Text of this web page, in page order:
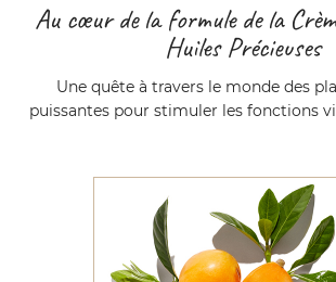
Au cœur de la formule de la
Huiles Précieuses
Une quête à travers le monde des
puissantes pour stimuler les fonctions
Marula